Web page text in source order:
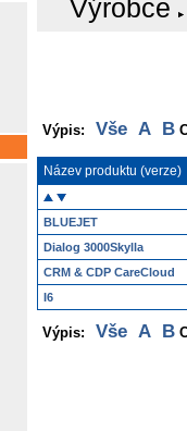
Výrobce
Výpis: Vše A B
Název produktu (verze)
BLUEJET
Dialog 3000Skylla
CRM & CDP CareCloud
I6
Výpis: Vše A B